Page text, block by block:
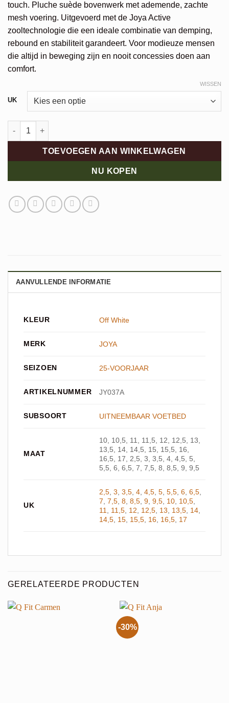
touch. Pluche suède bovenwerk met ademende, zachte
mesh voering. Uitgevoerd met de Joya Active
zooltechnologie die een ideale combinatie van demping,
rebound en stabiliteit garandeert. Voor modieuze mensen
die altijd in beweging zijn en nooit concessies doen aan
comfort.
UK
WISSEN
Joya Venice aantal
TOEVOEGEN AAN WINKELWAGEN
NU KOPEN
Alternative:
AANVULLENDE INFORMATIE
KLEUR Off White
MERK JOYA
SEIZOEN 25-VOORJAAR
ARTIKELNUMMER JY037A
SUBSOORT UITNEEMBAAR VOETBED
MAAT
10, 10,5, 11, 11,5, 12, 12,5, 13,
13,5, 14, 14,5, 15, 15,5, 16,
16,5, 17, 2,5, 3, 3,5, 4, 4,5, 5,
5,5, 6, 6,5, 7, 7,5, 8, 8,5, 9, 9,5
UK
2,5 ,3 ,3,5 ,4 ,4,5 ,5 ,5,5 ,6 ,6,5
7 ,7,5 ,8 ,8,5 ,9 ,9,5 10 10,5
11
11,5 12 12,5 13 13,5 14
14,5 15 15,5 16 16,5 17
GERELATEERDE PRODUCTEN
-30%